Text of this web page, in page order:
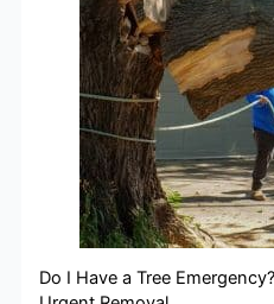
Do I Have a Tree